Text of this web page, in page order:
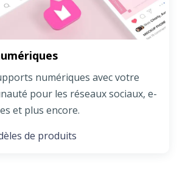
numériques avec votre
pour les réseaux sociaux, e-
et plus encore.
de produits